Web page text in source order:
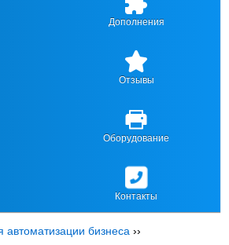
Дополнения
Отзывы
Оборудование
Контакты
бизнеса ››